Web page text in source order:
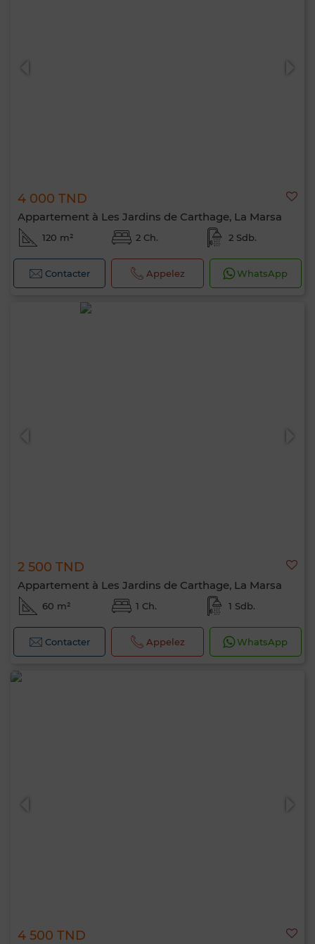
4 000 TND
Appartement à Les Jardins de Carthage, La Marsa
120 m² 2 Ch. 2 Sdb.
Contacter Appelez WhatsApp
2 500 TND
Appartement à Les Jardins de Carthage, La Marsa
60 m² 1 Ch. 1 Sdb.
Contacter Appelez WhatsApp
4 500 TND